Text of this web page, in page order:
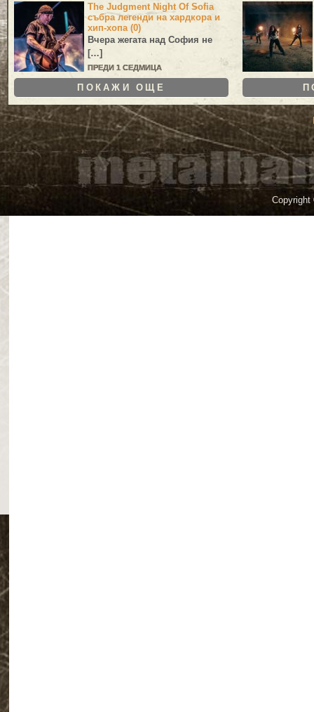
The Judgment Night Of Sofia
събра легенди на хардкора и
хип-хопа (0)
Вчера жегата над София не
[…]
ПРЕДИ 1 СЕДМИЦА
ПОКАЖИ ОЩЕ